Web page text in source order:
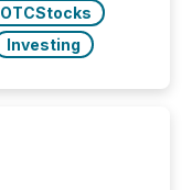
OTCStocks
Investing